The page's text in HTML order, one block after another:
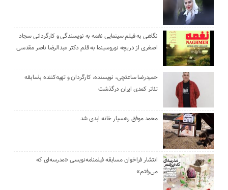
نگاهی به فیلم سینمایی نغمه به نویسندگی و کارگردانی سجاد
اصغری از دریچه نوروسینما به قلم دکتر عبدالرضا ناصر مقدسی
حمیدرضا ساعتچی، نویسنده، کارگردان و تهیه‌کننده باسابقه
تئاتر کمدی ایران درگذشت
محمد موفق رهسپار خانه ابدی شد
انتشار فراخوان مسابقه فیلمنامه‌نویسی «مدرسه‌ای که
می‌رفتم»